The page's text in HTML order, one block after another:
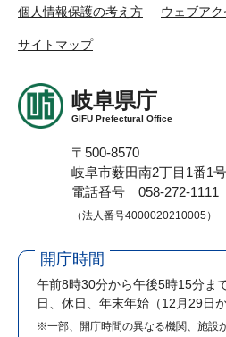
個人情報保護の考え方 ウェブア
サイトマップ
岐阜県庁
GIFU Prefectural Office
〒500-8570
岐阜市薮田南2丁目1番1号
電話番号 058-272-1111
（法人番号4000020210005）
開庁時間
午前8時30分から午後5時15分ま
日、休日、年末年始（12月29日
※一部、開庁時間の異なる機関、施設